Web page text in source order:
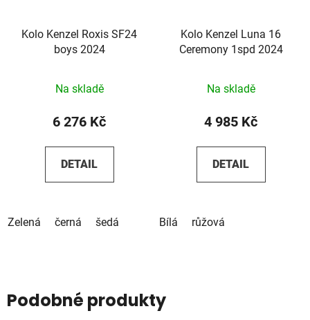
Kolo Kenzel Roxis SF24
boys 2024
Na skladě
6 276 Kč
DETAIL
Zelená černá šedá
Kolo Kenzel Luna 16
Ceremony 1spd 2024
Na skladě
4 985 Kč
DETAIL
Bílá růžová
Podobné produkty